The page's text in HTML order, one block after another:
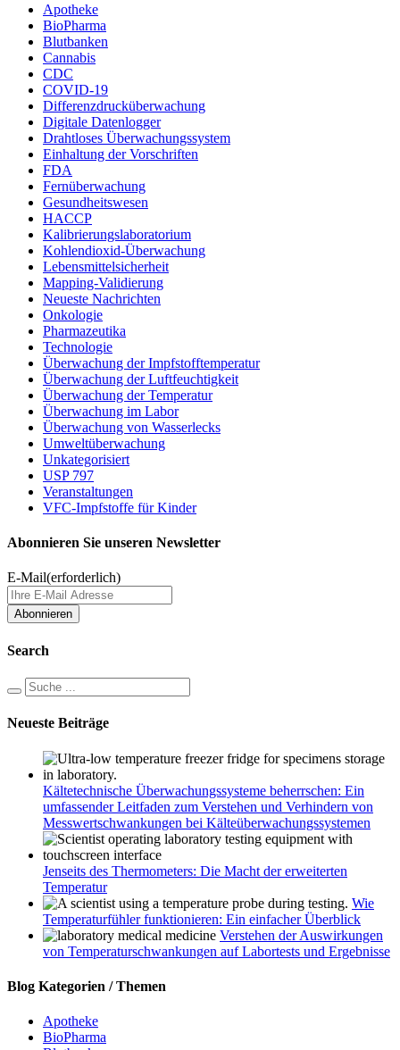
Apotheke
BioPharma
Blutbanken
Cannabis
CDC
COVID-19
Differenzdrucküberwachung
Digitale Datenlogger
Drahtloses Überwachungssystem
Einhaltung der Vorschriften
FDA
Fernüberwachung
Gesundheitswesen
HACCP
Kalibrierungslaboratorium
Kohlendioxid-Überwachung
Lebensmittelsicherheit
Mapping-Validierung
Neueste Nachrichten
Onkologie
Pharmazeutika
Technologie
Überwachung der Impfstofftemperatur
Überwachung der Luftfeuchtigkeit
Überwachung der Temperatur
Überwachung im Labor
Überwachung von Wasserlecks
Umweltüberwachung
Unkategorisiert
USP 797
Veranstaltungen
VFC-Impfstoffe für Kinder
Abonnieren Sie unseren Newsletter
E-Mail(erforderlich)
Search
Neueste Beiträge
Kältetechnische Überwachungssysteme beherrschen: Ein
umfassender Leitfaden zum Verstehen und Verhindern von
Messwertschwankungen bei Kälteüberwachungssystemen
Jenseits des Thermometers: Die Macht der erweiterten
Temperatur
Wie
Temperaturfühler funktionieren: Ein einfacher Überblick
Verstehen der Auswirkungen
von Temperaturschwankungen auf Labortests und Ergebnisse
Blog Kategorien / Themen
Apotheke
BioPharma